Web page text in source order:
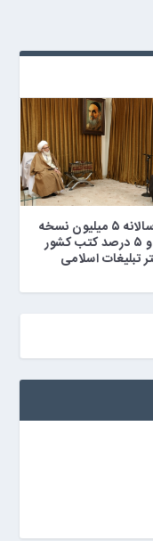
چاپ سالانه ۵ میلیون نسخه
کتاب و ۵ درصد کتب کشور
تبلیغات اسلامی